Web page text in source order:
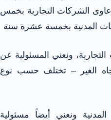
دعاوى الشركات التجارية بخمس
المدنية بخمسة عشرة سنة
ونعني المسئولية عن
الغير – تختلف حسب نوع
ونعني أيضاً مسئولية